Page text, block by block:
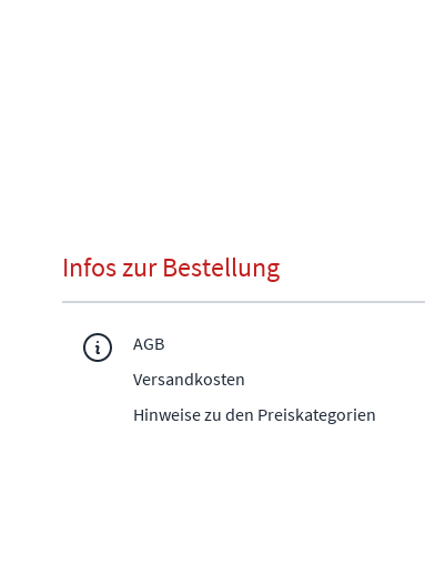
Infos zur Bestellung
AGB
Versandkosten
Hinweise zu den Preiskategorien